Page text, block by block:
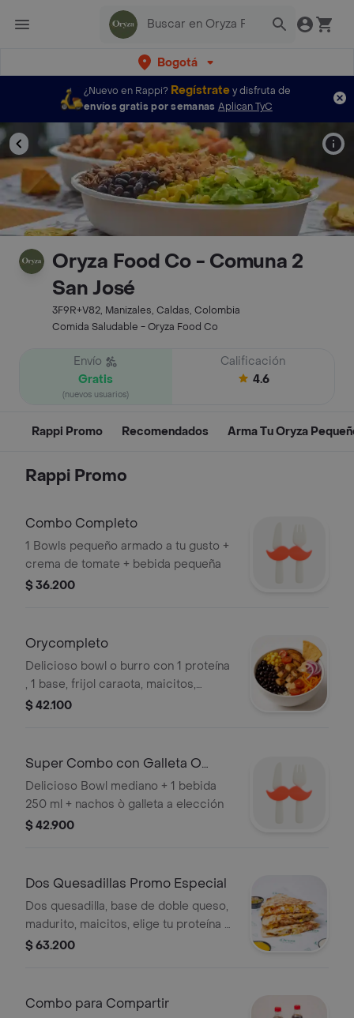
Bogotá
¿Nuevo en Rappi? Regístratey disfruta de
envíos gratis por semanas Aplican TyC
Oryza Food Co - Comuna 2
San José
3F9R+V82, Manizales, Caldas, Colombia
Comida Saludable - Oryza Food Co
Envío
Gratis
(nuevos usuarios)
Calificación
4.6
Rappi Promo Recomendados Arma Tu Oryza
Rappi Promo
Combo Completo
1 Bowls pequeño armado a tu gusto +
crema de tomate + bebida pequeña
$ 36.200
Orycompleto
Delicioso bowl o burro con 1 proteína
, 1 base, frijol caraota, maicitos,
madurito, tomate cherry, zanahoria,
$ 42.100
Super Combo con Galleta O
Nachos
Delicioso Bowl mediano + 1 bebida
250 ml + nachos ò galleta a elección
$ 42.900
Dos Quesadillas Promo Especial
Dos quesadilla, base de doble queso,
madurito, maicitos, elige tu proteína y
1 salsa.
$ 63.200
Combo para Compartir